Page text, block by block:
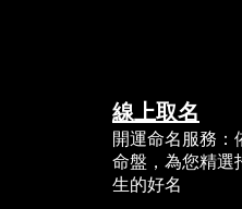
線上取名
開運命名服務：
命盤，為您精選
生的好名